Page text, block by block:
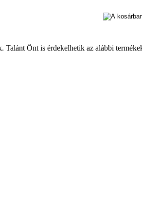
Talánt Önt is érdekelhetik az alábbi